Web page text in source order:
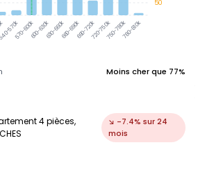
570k570-600k600-630k630-660k660-690k690-720k720-750k750-780k780-810k
50
Moins cher que 77%
4 pièces,
↘ -7.4% sur 24
mois